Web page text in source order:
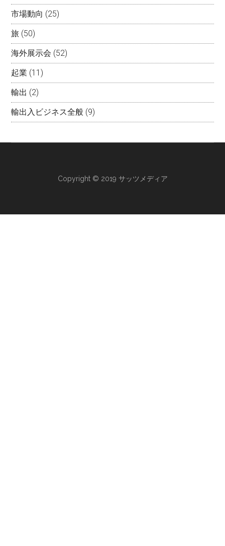
市場動向 (25)
旅 (50)
海外展示会 (52)
起業 (11)
輸出 (2)
輸出入ビジネス全般 (9)
Copyright © 2019 サッツメディア